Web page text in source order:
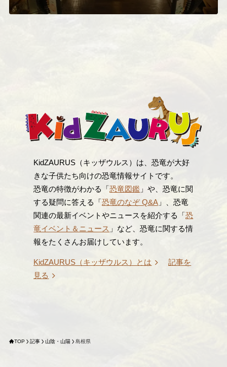
KidZAURUS（キッザウルス）は、恐竜が大好
きな子供たち向けの恐竜情報サイトです。
恐竜の特徴がわかる「恐竜図鑑 」や、恐竜に関
する疑問に答える「恐竜のなぞ Q&A 」、恐竜
関連の最新イベントやニュースを紹介する「恐
竜イベント＆ニュース 」など、恐竜に関する情
報をたくさんお届けしています。
KidZAURUS（キッザウルス）とは
記事を
見る
TOP 記事 山陰・山陽 島根県